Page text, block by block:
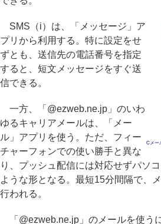
Cメー
SMS（i）は、「メッセージ」ア
プリから利用する。特に設定をせ
ずとも、送信先の電話番号を指定
すると、短文メッセージをすぐ送
信できる。
一方、「@ezweb.ne.jp」のいわ
ゆるキャリアメールは、「メー
ル」アプリを使う。ただ、フィー
チャーフォンでの使い勝手と異な
り、プッシュ配信には対応せずパソ
ような形となる。最短15分間隔で、
行われる。
「@ezweb.ne.jp」のメールを使う